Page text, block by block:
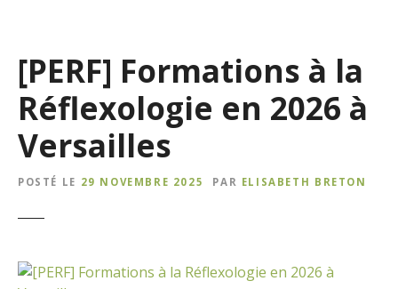
[PERF] Formations à la
Réflexologie en 2026 à
Versailles
POSTÉ LE 29 NOVEMBRE 2025 PAR ELISABETH BRETON